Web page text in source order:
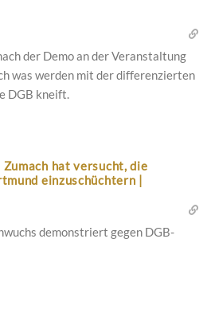
der Demo an der Veranstaltung
was werden mit der differenzierten
DGB kneift.
hat versucht, die
einzuschüchtern |
demonstriert gegen DGB-